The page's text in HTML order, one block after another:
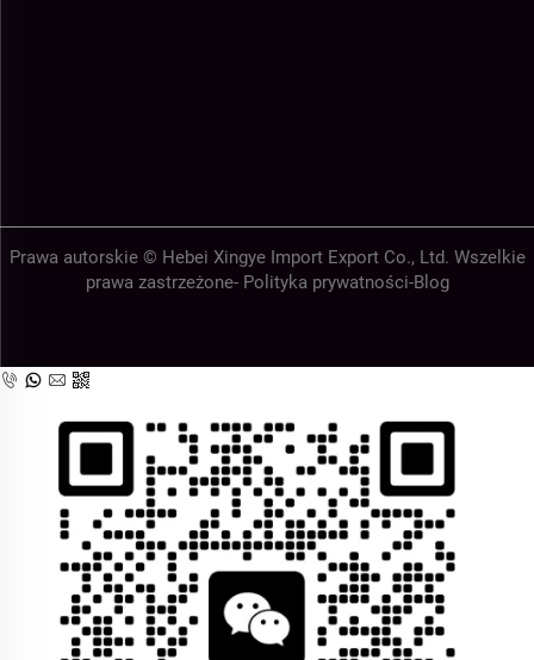
Prawa autorskie © Hebei Xingye Import Export Co., Ltd. Wszelkie
prawa zastrzeżone- Polityka prywatności-Blog